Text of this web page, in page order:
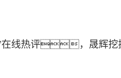
”在线热评，晟辉